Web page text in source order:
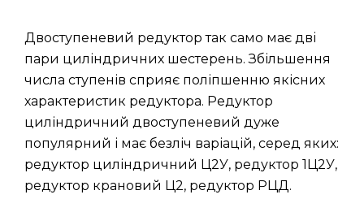
Двоступеневий редуктор так само має дві
пари циліндричних шестерень. Збільшення
числа ступенів сприяє поліпшенню якісних
характеристик редуктора. Редуктор
циліндричний двоступеневий дуже
популярний і має безліч варіацій, серед яких:
редуктор циліндричний Ц2У, редуктор 1Ц2У,
редуктор крановий Ц2, редуктор РЦД.